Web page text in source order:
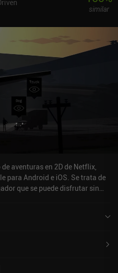
similar
aventuras en 2D de Netflix,
para Android e iOS. Se trata de
que se puede disfrutar sin
actualmente una puntuación de